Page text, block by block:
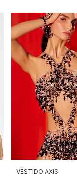
VESTIDO AXIS